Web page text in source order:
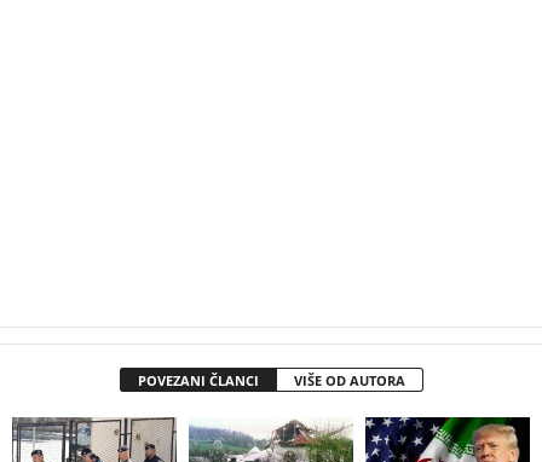
POVEZANI ČLANCI VIŠE OD AUTORA